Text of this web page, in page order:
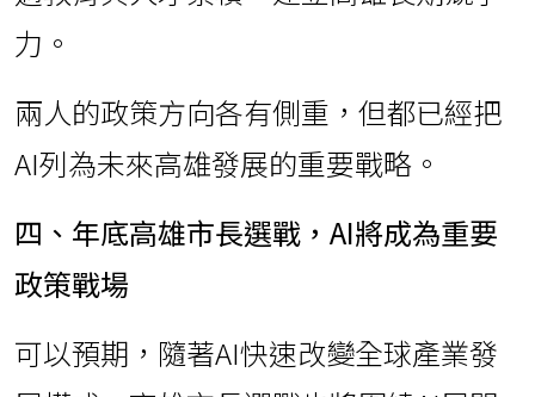
力。
兩人的政策方向各有側重，但都已經把
AI列為未來高雄發展的重要戰略。
四、年底高雄市長選戰，AI將成為重要
政策戰場
可以預期，隨著AI快速改變全球產業發